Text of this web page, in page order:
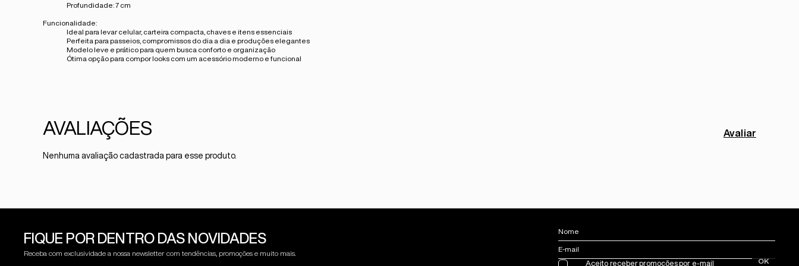
Profundidade:7 cm
Funcionalidade:
Ideal para levarcelular, carteira compacta, chaves e itens essenciais
Perfeita para passeios, compromissos do dia a dia e produções elegantes
Modelo leve e prático para quem busca conforto e organização
Ótima opção para compor looks com um acessóriomoderno e funcional
Avaliar
Nenhuma avaliação cadastrada para esse produto.
FIQUE POR DENTRO DAS NOVIDADES
Receba com exclusividade a nossa newsletter com tendências, promoções e muito mais.
Nome
E-mail
OK
Aceito receber promoções por e-mail